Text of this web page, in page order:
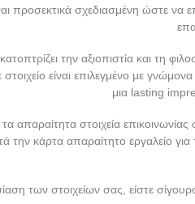
προσεκτικά σχεδιασμένη ώστε
την αξιοπιστία και τη
είναι επιλεγμένο με
μια lasting
απαραίτητα στοιχεία
την κάρτα απαραίτητο εργαλείο
των στοιχείων σας, είστε